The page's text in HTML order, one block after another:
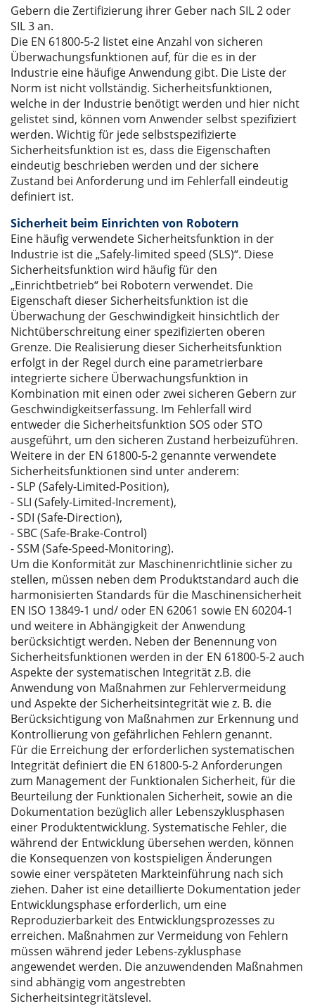
Gebern die Zertifizierung ihrer Geber nach SIL 2 oder
SIL 3 an.
Die EN 61800-5-2 listet eine Anzahl von sicheren
Überwachungsfunktionen auf, für die es in der
Industrie eine häufige Anwendung gibt. Die Liste der
Norm ist nicht vollständig. Sicherheitsfunktionen,
welche in der Industrie benötigt werden und hier nicht
gelistet sind, können vom Anwender selbst spezifiziert
werden. Wichtig für jede selbstspezifizierte
Sicherheitsfunktion ist es, dass die Eigenschaften
eindeutig beschrieben werden und der sichere
Zustand bei Anforderung und im Fehlerfall eindeutig
definiert ist.
Sicherheit beim Einrichten von Robotern
Eine häufig verwendete Sicherheitsfunktion in der
Industrie ist die „Safely-limited speed (SLS)“. Diese
Sicherheitsfunktion wird häufig für den
„Einrichtbetrieb“ bei Robotern verwendet. Die
Eigenschaft dieser Sicherheitsfunktion ist die
Überwachung der Geschwindigkeit hinsichtlich der
Nichtüberschreitung einer spezifizierten oberen
Grenze. Die Realisierung dieser Sicherheitsfunktion
erfolgt in der Regel durch eine parametrierbare
integrierte sichere Überwachungsfunktion in
Kombination mit einen oder zwei sicheren Gebern zur
Geschwindigkeitserfassung. Im Fehlerfall wird
entweder die Sicherheitsfunktion SOS oder STO
ausgeführt, um den sicheren Zustand herbeizuführen.
Weitere in der EN 61800-5-2 genannte verwendete
Sicherheitsfunktionen sind unter anderem:
- SLP (Safely-Limited-Position),
- SLI (Safely-Limited-Increment),
- SDI (Safe-Direction),
- SBC (Safe-Brake-Control)
- SSM (Safe-Speed-Monitoring).
Um die Konformität zur Maschinenrichtlinie sicher zu
stellen, müssen neben dem Produktstandard auch die
harmonisierten Standards für die Maschinensicherheit
EN ISO 13849-1 und/ oder EN 62061 sowie EN 60204-1
und weitere in Abhängigkeit der Anwendung
berücksichtigt werden. Neben der Benennung von
Sicherheitsfunktionen werden in der EN 61800-5-2 auch
Aspekte der systematischen Integrität z.B. die
Anwendung von Maßnahmen zur Fehlervermeidung
und Aspekte der Sicherheitsintegrität wie z. B. die
Berücksichtigung von Maßnahmen zur Erkennung und
Kontrollierung von gefährlichen Fehlern genannt.
Für die Erreichung der erforderlichen systematischen
Integrität definiert die EN 61800-5-2 Anforderungen
zum Management der Funktionalen Sicherheit, für die
Beurteilung der Funktionalen Sicherheit, sowie an die
Dokumentation bezüglich aller Lebenszyklusphasen
einer Produktentwicklung. Systematische Fehler, die
während der Entwicklung übersehen werden, können
die Konsequenzen von kostspieligen Änderungen
sowie einer verspäteten Markteinführung nach sich
ziehen. Daher ist eine detaillierte Dokumentation jeder
Entwicklungsphase erforderlich, um eine
Reproduzierbarkeit des Entwicklungsprozesses zu
erreichen. Maßnahmen zur Vermeidung von Fehlern
müssen während jeder Lebens-zyklusphase
angewendet werden. Die anzuwendenden Maßnahmen
sind abhängig vom angestrebten
Sicherheitsintegritätslevel.